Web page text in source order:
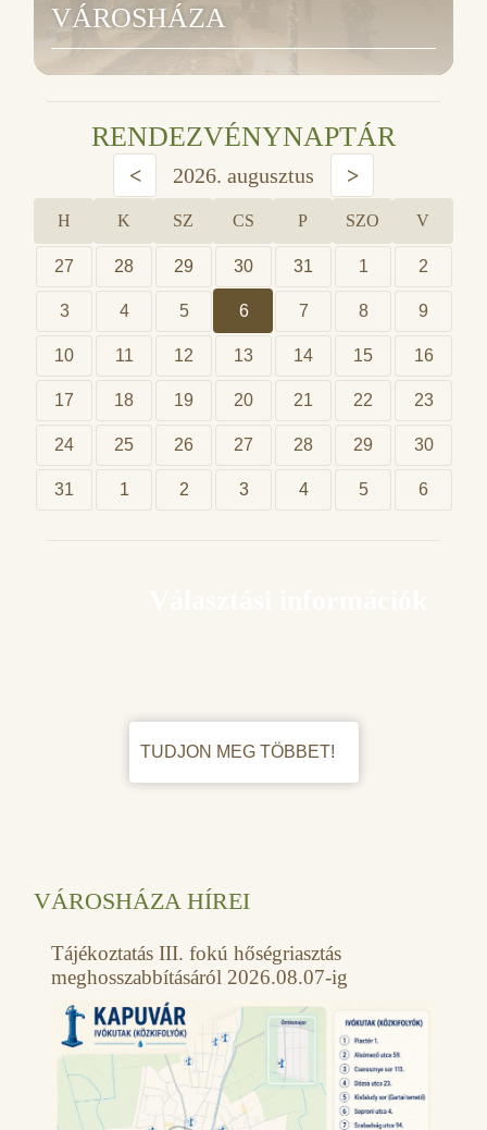
VÁROSHÁZA
RENDEZVÉNYNAPTÁR
< 2026. augusztus >
H K SZ CS P SZO V
27 28 29 30 31 1 2
3 4 5 6 7 8 9
10 11 12 13 14 15 16
17 18 19 20 21 22 23
24 25 26 27 28 29 30
31 1 2 3 4 5 6
TUDJON MEG TÖBBET!
VÁROSHÁZA HÍREI
Tájékoztatás III. fokú hőségriasztás
meghosszabbításáról 2026.08.07-ig